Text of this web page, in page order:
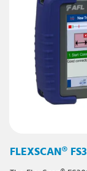
FLEXSCAN®